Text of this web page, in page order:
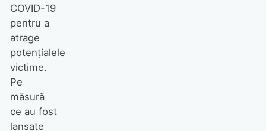
COVID-19
pentru a
atrage
potențialele
victime.
Pe
măsură
ce au fost
lansate